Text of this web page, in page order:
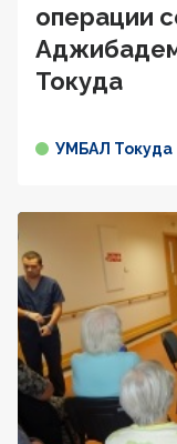
операции
Токуда
УМБАЛ Токуда